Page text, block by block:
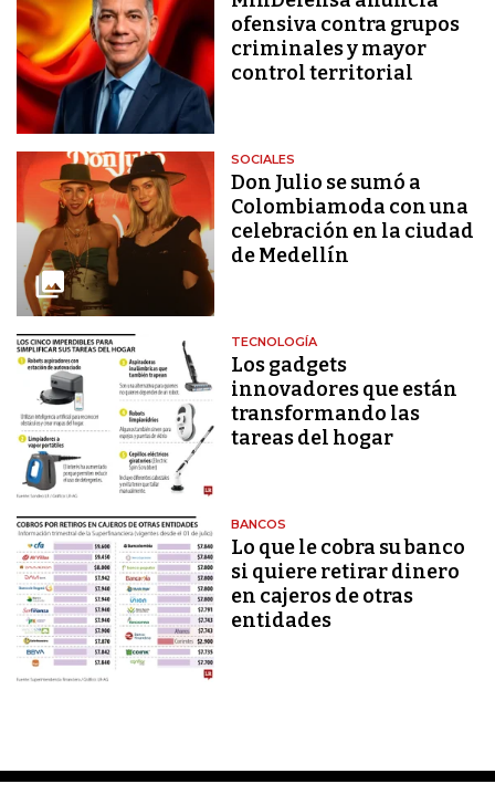
ofensiva contra grupos
criminales y mayor
control territorial
SOCIALES
Don Julio se sumó a
Colombiamoda con una
celebración en la ciudad
de Medellín
TECNOLOGÍA
Los gadgets
innovadores que están
transformando las
tareas del hogar
BANCOS
Lo que le cobra su banco
si quiere retirar dinero
en cajeros de otras
entidades